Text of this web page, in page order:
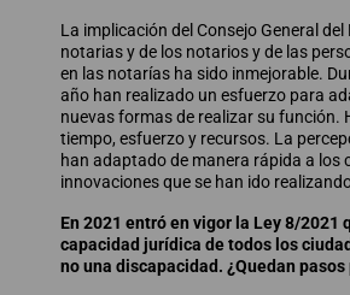
La implicación del Consejo General
notarias y de los notarios y de las
en las notarías ha sido inmejorable.
año han realizado un esfuerzo para
nuevas formas de realizar su función.
tiempo, esfuerzo y recursos. La
han adaptado de manera rápida a los
innovaciones que se han ido
En 2021 entró en vigor la Ley 8/2021
capacidad jurídica de todos los
no una discapacidad. ¿Quedan pasos